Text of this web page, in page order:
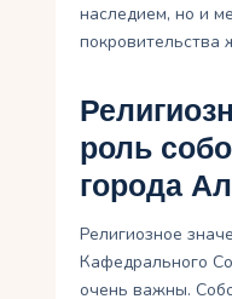
наследием, но и
покровительства
роль
города
Религиозное
Кафедрального
очень важны.